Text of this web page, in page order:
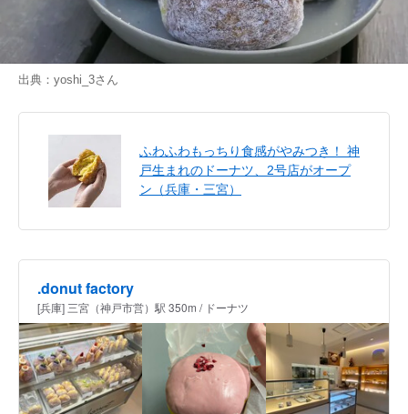
出典： yoshi_3さん
ふわふわもっちり食感がやみつき！ 神
戸生まれのドーナツ、2号店がオープ
ン（兵庫・三宮）
.donut factory
[兵庫] 三宮（神戸市営）駅 350m / ドーナツ